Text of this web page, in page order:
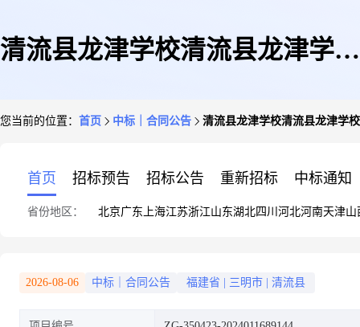
清流县龙津学校清流县龙津学校
您当前的位置： 首页 中标｜合同公告 清流县龙津学校清流县龙津学
首页 招标预告 招标公告 重新招标 中标通知
省份地区： 北京广东 上海江苏浙江山东湖北四川 河北河南天津山
2026-08-06 中标｜合同公告 福建省 三明市 清流县